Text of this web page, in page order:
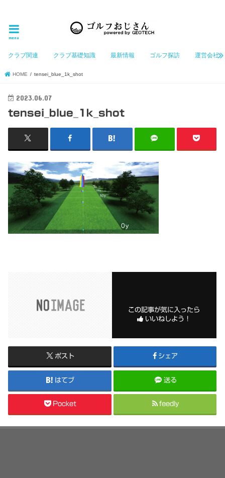
menu
クラブ関連 クラブ基礎知識 最新情報 ゴルフ探訪 運営会社
HOME tensei_blue_1k_shot
2023.06.07
tensei_blue_1k_shot
この記事が気に入ったら
いいねしよう！
ポスト シェア
はてブ 送る
Pocket feedly